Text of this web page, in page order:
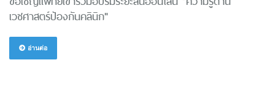
เวชศาสตร์ป้องกันคลินิก"
อ่านต่อ